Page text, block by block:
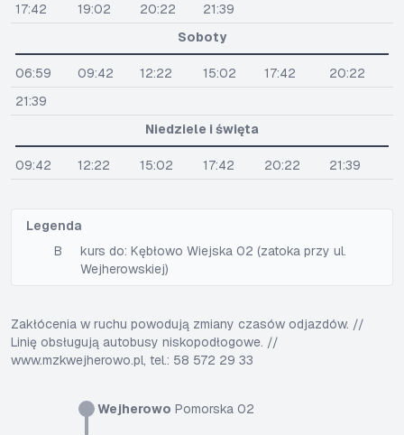
Wejherowo Pomorska 02
17:42
19:02 20:22
21:39
Soboty
06:59 09:42 12:22 15:02 17:42
20:22
21:39
Niedziele i święta
09:42 12:22 15:02 17:42 20:22 21:39
Legenda
B
kurs do: Kębłowo Wiejska 02 (zatoka przy ul.
Wejherowskiej)
Zakłócenia w ruchu powodują zmiany czasów odjazdów. //
Linię obsługują autobusy niskopodłogowe. //
www.mzkwejherowo.pl, tel.: 58 572 29 33